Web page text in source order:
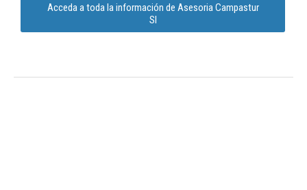
Acceda a toda la información de Asesoria Campastur
Sl